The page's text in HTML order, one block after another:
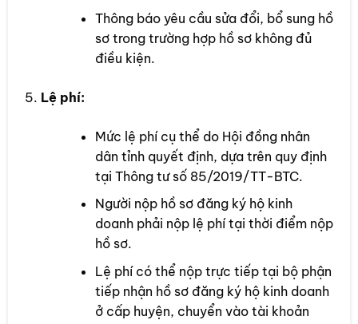
Thông báo yêu cầu sửa đổi, bổ sung hồ
sơ trong trường hợp hồ sơ không đủ
điều kiện.
Lệ phí:
Mức lệ phí cụ thể do Hội đồng nhân
dân tỉnh quyết định, dựa trên quy định
tại Thông tư số 85/2019/TT-BTC.
Người nộp hồ sơ đăng ký hộ kinh
doanh phải nộp lệ phí tại thời điểm nộp
hồ sơ.
Lệ phí có thể nộp trực tiếp tại bộ phận
tiếp nhận hồ sơ đăng ký hộ kinh doanh
ở cấp huyện, chuyển vào tài khoản